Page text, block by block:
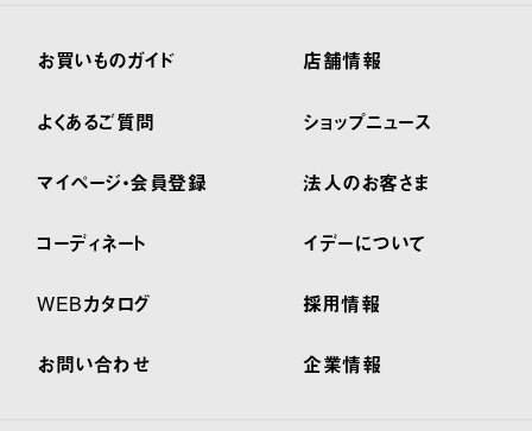
お買いものガイド
よくあるご質問
マイページ・会員登録
コーディネート
WEBカタログ
お問い合わせ
店舗情報
ショップニュース
法人のお客さま
イデーについて
採用情報
企業情報